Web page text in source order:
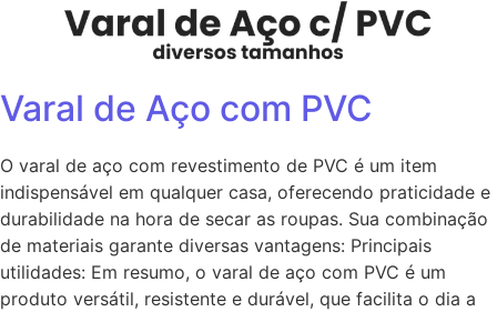
Varal de Aço com PVC
O varal de aço com revestimento de PVC é um item
indispensável em qualquer casa, oferecendo praticidade e
durabilidade na hora de secar as roupas. Sua combinação
de materiais garante diversas vantagens: Principais
utilidades: Em resumo, o varal de aço com PVC é um
produto versátil, resistente e durável, que facilita o dia a